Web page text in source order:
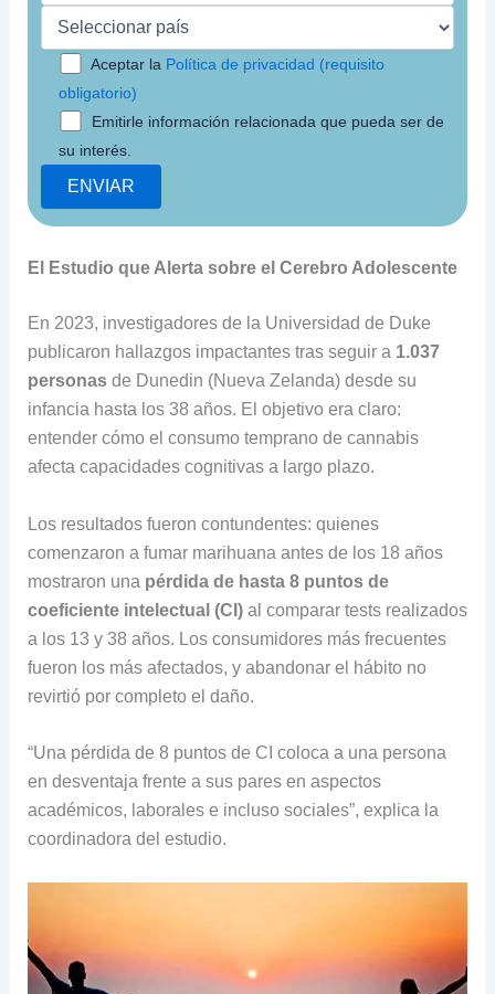
Aceptar la Política de privacidad (requisito
obligatorio)
Emitirle información relacionada que pueda ser de
su interés.
El Estudio que Alerta sobre el Cerebro Adolescente
En 2023, investigadores de la Universidad de Duke
publicaron hallazgos impactantes tras seguir a 1.037
personasde Dunedin (Nueva Zelanda) desde su
infancia hasta los 38 años. El objetivo era claro:
entender cómo el consumo temprano de cannabis
afecta capacidades cognitivas a largo plazo.
Los resultados fueron contundentes: quienes
comenzaron a fumar marihuana antes de los 18 años
mostraron una pérdida de hasta 8 puntos de
coeficiente intelectual (CI)al comparar tests realizados
a los 13 y 38 años. Los consumidores más frecuentes
fueron los más afectados, y abandonar el hábito no
revirtió por completo el daño.
“Una pérdida de 8 puntos de CI coloca a una persona
en desventaja frente a sus pares en aspectos
académicos, laborales e incluso sociales”, explica la
coordinadora del estudio.